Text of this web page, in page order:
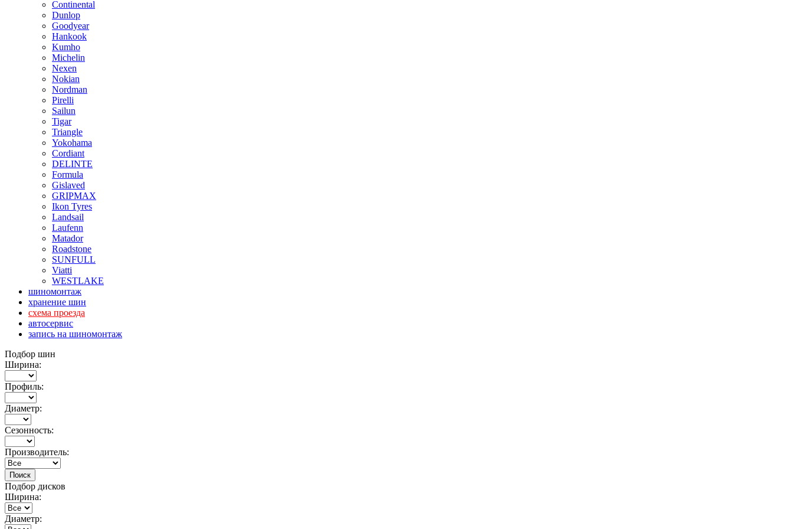
Continental
Dunlop
Goodyear
Hankook
Kumho
Michelin
Nexen
Nokian
Nordman
Pirelli
Sailun
Tigar
Triangle
Yokohama
Cordiant
DELINTE
Formula
Gislaved
GRIPMAX
Ikon Tyres
Landsail
Laufenn
Matador
Roadstone
SUNFULL
Viatti
WESTLAKE
шиномонтаж
хранение шин
схема проезда
автосервис
запись на шиномонтаж
Подбор шин
Ширина:
Профиль:
Диаметр:
Сезонность:
Производитель:
Подбор дисков
Ширина:
Диаметр: